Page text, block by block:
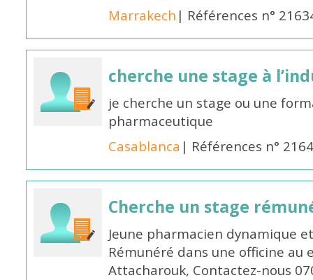
Marrakech | Références n°
cherche une stage à
je cherche un stage ou une
pharmaceutique
Casablanca | Références n°
Cherche un stage
Jeune pharmacien dynamique
Rémunéré dans une officine au
Attacharouk, Contactez-nous